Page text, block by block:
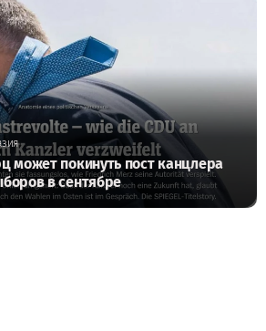
может покинуть пост канцлера
в сентябре